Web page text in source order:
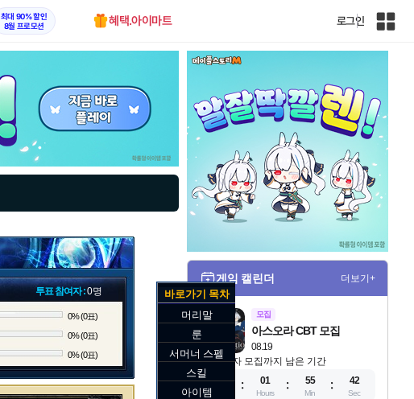
최대 90% 할인
8월 프로모션
혜택.아이마트 로그인
인
트
투표 참여자 :0명
0% (0표)
0% (0표)
0% (0표)
게임 캘린더 더보기+
모집
08.19
아스오라 CBT 모집
참가자 모집까지 남은 기간
11
01
Hours
55
Min
40
Sec
바로가기 목차
머리말
룬
서머너 스펠
스킬
아이템